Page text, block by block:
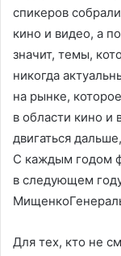
спикеров
кино и видео, а
значит, темы,
никогда
на рынке,
в области кино и
двигаться
С каждым годом
в следующем
Для тех, кто не